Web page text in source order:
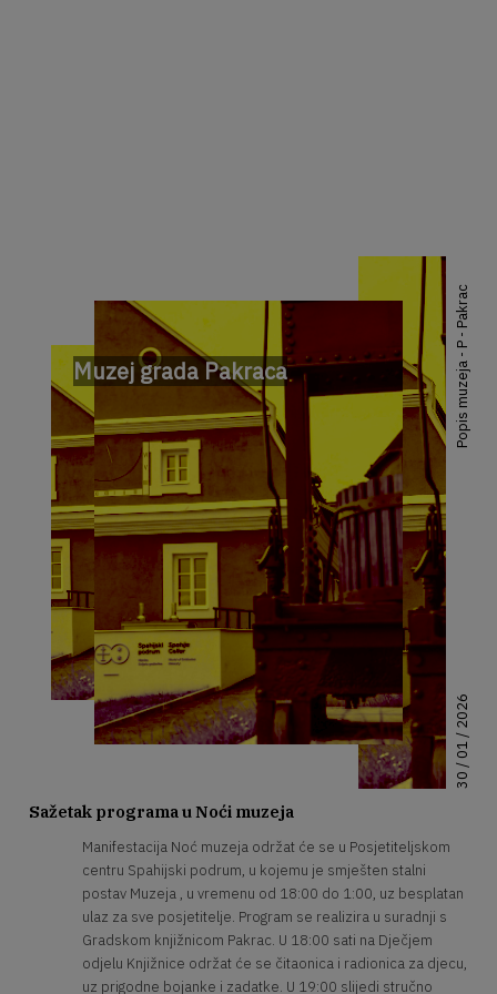
Muzej grada Pakraca
30 / 01 / 2026
Popis muzeja - P - Pakrac
Sažetak programa u Noći muzeja
Manifestacija Noć muzeja održat će se u Posjetiteljskom
centru Spahijski podrum, u kojemu je smješten stalni
postav Muzeja , u vremenu od 18:00 do 1:00, uz besplatan
ulaz za sve posjetitelje. Program se realizira u suradnji s
Gradskom knjižnicom Pakrac. U 18:00 sati na Dječjem
odjelu Knjižnice održat će se čitaonica i radionica za djecu,
uz prigodne bojanke i zadatke. U 19:00 slijedi stručno